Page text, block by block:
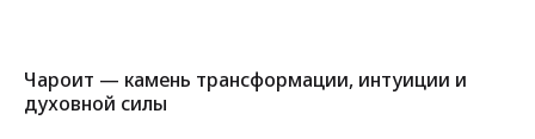
Чароит — камень трансформации, интуиции и
духовной силы